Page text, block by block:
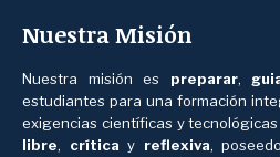
Nuestra Misión
Nuestra misión es preparar,
estudiantes para una formación
exigencias científicas y
libre, crítica y reflexiva,